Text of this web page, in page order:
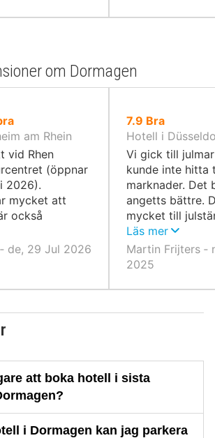
om Dormagen
am Rhein
vid Rhen
(öppnar
2026).
mycket att
också
Köln, vilket
de, 29 Jul 2026
7.9 av
10,
Bra
Hotell i
Vi gick till
kunde inte hitta
marknader. Det
angetts bättre.
mycket till
man gick
Läs mer
Martin Frijters ‐
2025
att boka hotell i sista
i Dormagen kan jag parkera